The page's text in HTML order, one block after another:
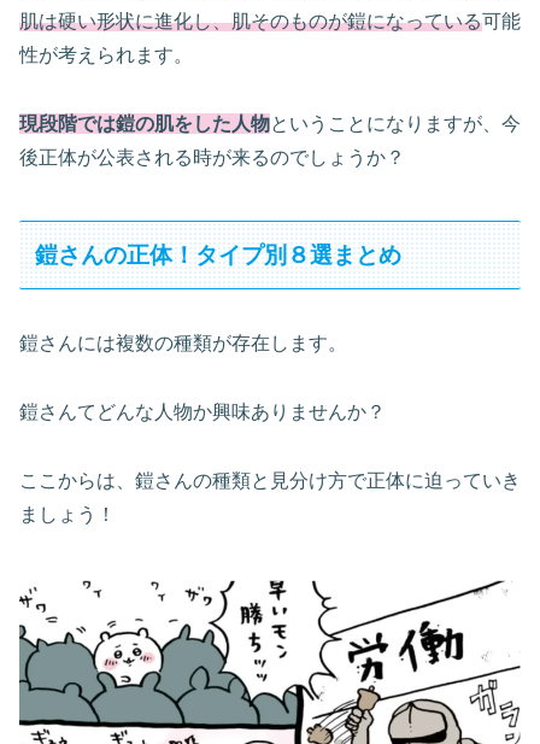
肌は硬い形状に進化し、肌そのものが鎧になっている可能
性が考えられます。
現段階では鎧の肌をした人物ということになりますが、今
後正体が公表される時が来るのでしょうか？
鎧さんの正体！タイプ別８選まとめ
鎧さんには複数の種類が存在します。
鎧さんてどんな人物か興味ありませんか？
ここからは、鎧さんの種類と見分け方で正体に迫っていき
ましょう！